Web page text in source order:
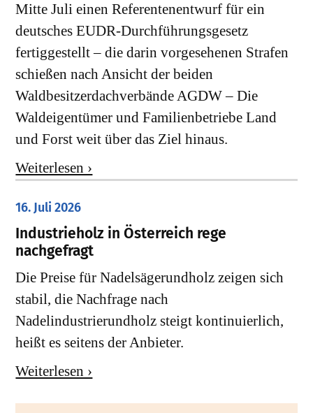
Mitte Juli einen Referentenentwurf für ein
deutsches EUDR-Durchführungsgesetz
fertiggestellt – die darin vorgesehenen Strafen
schießen nach Ansicht der beiden
Waldbesitzerdachverbände AGDW – Die
Waldeigentümer und Familienbetriebe Land
und Forst weit über das Ziel hinaus.
Weiterlesen ›
16. Juli 2026
Industrieholz in Österreich rege
nachgefragt
Die Preise für Nadelsägerundholz zeigen sich
stabil, die Nachfrage nach
Nadelindustrierundholz steigt kontinuierlich,
heißt es seitens der Anbieter.
Weiterlesen ›